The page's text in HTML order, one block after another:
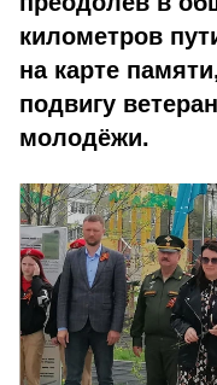
километров
на карте
подвигу
молодёжи.